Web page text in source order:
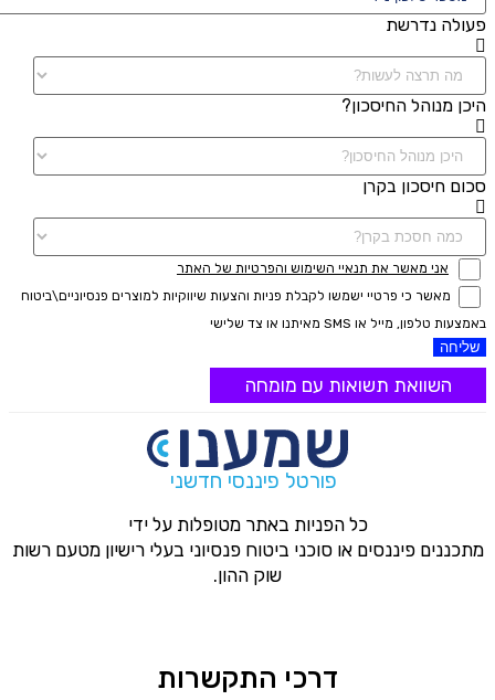
פעולה נדרשת
היכן מנוהל החיסכון?
סכום חיסכון בקרן
אני מאשר את תנאיי השימוש והפרטיות של האתר
מאשר כי פרטיי ישמשו לקבלת פניות והצעות שיווקיות למוצרים פנסיוניים\ביטוח
באמצעות טלפון, מייל או SMS מאיתנו או צד שלישי
שליחה
השוואת תשואות עם מומחה
פורטל פיננסי חדשני
כל הפניות באתר מטופלות על ידי
מתכננים פיננסים או סוכני ביטוח פנסיוני בעלי רישיון מטעם רשות
שוק ההון.
דרכי התקשרות